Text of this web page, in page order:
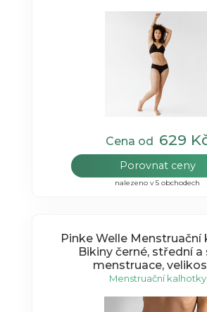
Cena od 629
Porovnat ceny
nalezeno v 5 obchodech
Pinke Welle Menstruační
Bikiny černé, střední a
menstruace,
Menstruační kalhotky